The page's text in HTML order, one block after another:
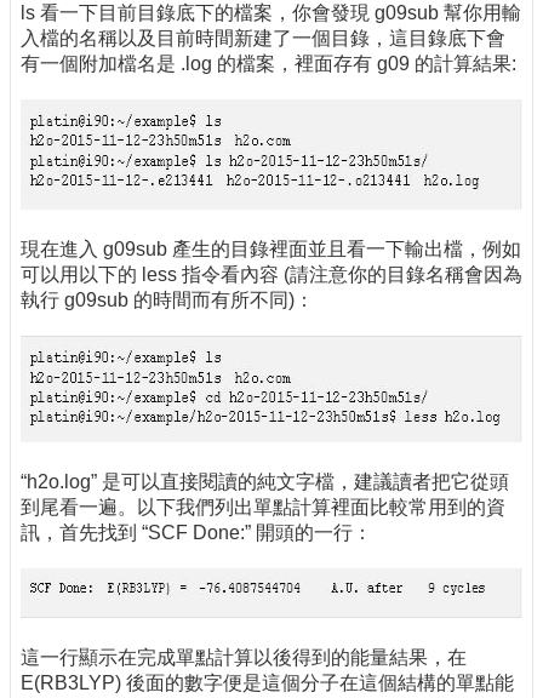
ls 看一下目前目錄底下的檔案，你會發現 g09sub 幫你用輸
入檔的名稱以及目前時間新建了一個目錄，這目錄底下會
有一個附加檔名是 .log 的檔案，裡面存有 g09 的計算結果:
現在進入 g09sub 產生的目錄裡面並且看一下輸出檔，例如
可以用以下的 less 指令看內容 (請注意你的目錄名稱會因為
執行 g09sub 的時間而有所不同)：
“h2o.log” 是可以直接閱讀的純文字檔，建議讀者把它從頭
到尾看一遍。以下我們列出單點計算裡面比較常用到的資
訊，首先找到 “SCF Done:” 開頭的一行：
這一行顯示在完成單點計算以後得到的能量結果，在
E(RB3LYP) 後面的數字便是這個分子在這個結構的單點能